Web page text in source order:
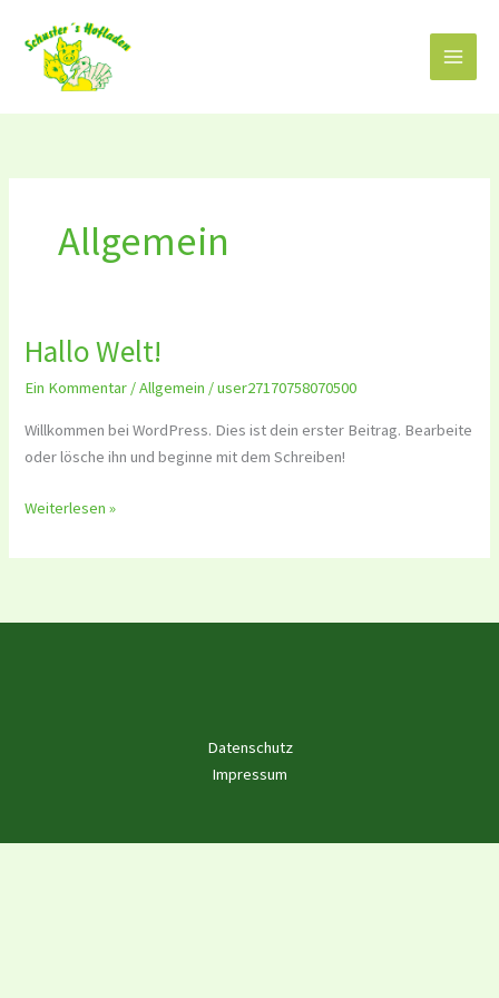
Inhalt
springen
Allgemein
Hallo Welt!
Ein Kommentar /Allgemein /user27170758070500
Willkommen bei WordPress. Dies ist dein erster Beitrag. Bearbeite
oder lösche ihn und beginne mit dem Schreiben!
Hallo
Weiterlesen »
Datenschutz
Impressum